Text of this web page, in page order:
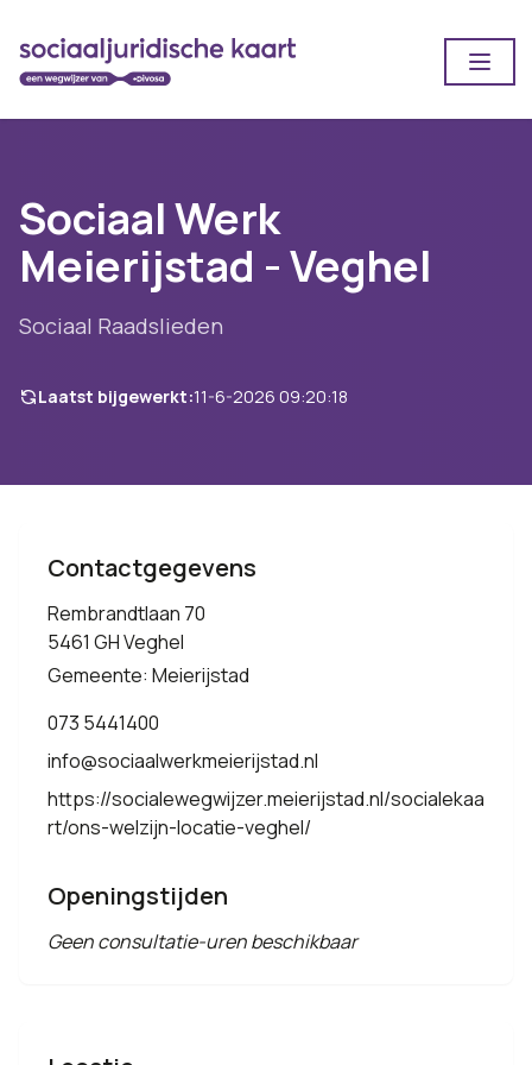
Sociaal Werk
Meierijstad - Veghel
Sociaal Raadslieden
Laatst bijgewerkt:11-6-2026 09:20:18
Contactgegevens
Rembrandtlaan 70
5461 GH Veghel
Gemeente: Meierijstad
073 5441400
info@sociaalwerkmeierijstad.nl
https://socialewegwijzer.meierijstad.nl/socialekaa
rt/ons-welzijn-locatie-veghel/
Openingstijden
Geen consultatie-uren beschikbaar